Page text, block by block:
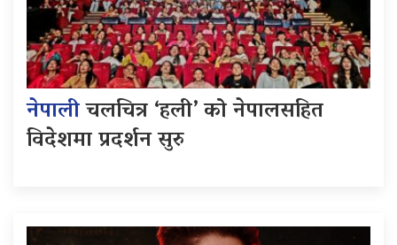
नेपालीचलचित्र ‘हली’ को नेपालसहित
विदेशमा प्रदर्शन सुरु